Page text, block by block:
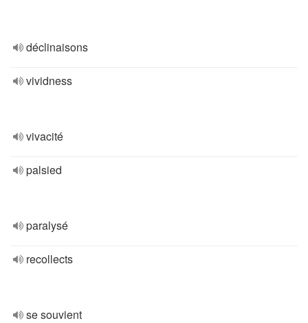
déclinaisons
vividness
vivacité
palsied
paralysé
recollects
se souvient